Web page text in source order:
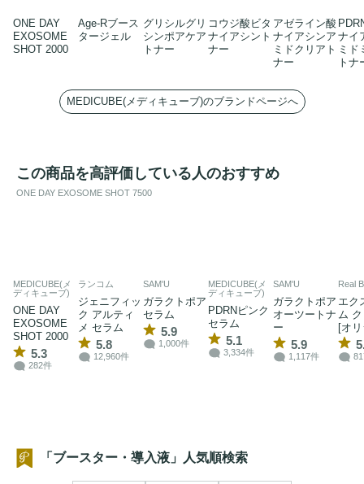
ONE DAY
EXOSOME
SHOT 2000
Age-Rブース
タージェル
グリシルグリ
シンポアケア
トナー
コウジ酸ビタ
ナイアシント
ナー
アゼライン酸
ナイアシンア
ミドクリアト
ナー
ナイ
ミド
トナ
MEDICUBE(メディキューブ)のブランドページへ
この商品を高評価している人のおすすめ
ONE DAY EXOSOME SHOT 7500
MEDICUBE(メ
ディキューブ)
ONE DAY
EXOSOME
SHOT 2000
5.3
282件
ランコム
ジェニフィッ
ク アルティ
メ セラム
5.8
12,960件
SAM'U
ガラクトポア
セラム
5.9
1,000件
MEDICUBE(メ
ディキューブ)
PDRNピンク
セラム
5.1
3,334件
SAM'U
ガラクトポア
オーツートナ
ー
5.9
1,117件
Real
エク
ム
[オ
「ブースター・導入液」人気順検索